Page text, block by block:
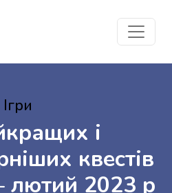
Ігри
і
квестів
лютий 2023 р